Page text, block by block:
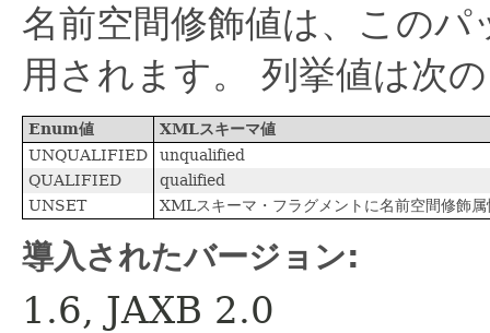
名前空間修飾値は、この
用されます。
列挙値は次
Enum値
XMLスキーマ値
UNQUALIFIED
unqualified
QUALIFIED
qualified
UNSET
XMLスキーマ・フラグメントに名前空間修飾
導入されたバージョン:
1.6, JAXB 2.0